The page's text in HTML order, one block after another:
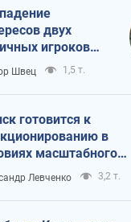
двух
игроков
тайный план
и Путина?
Швец 1,5 т.
готовится к
в
масштабного
кризиса
Левченко 3,2 т.